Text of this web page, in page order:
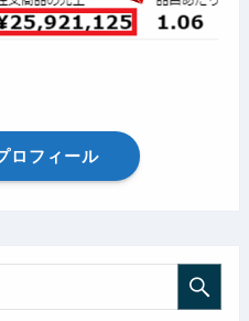
ロフィール